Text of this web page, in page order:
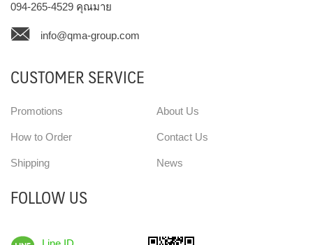
094-265-4529 คุณมาย
info@qma-group.com
CUSTOMER SERVICE
Promotions
How to Order
Shipping
About Us
Contact Us
News
FOLLOW US